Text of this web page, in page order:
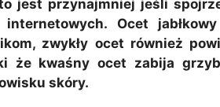
jest przynajmniej jeśli
internetowych. Ocet
zwykły ocet również
że kwaśny ocet zabija
skóry.